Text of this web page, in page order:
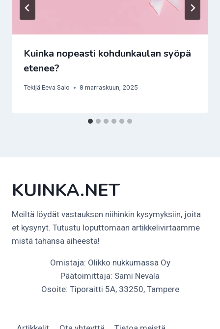
Kuinka nopeasti kohdunkaulan syöpä
etenee?
TekijäEeva Salo 8 marraskuun, 2025
KUINKA.NET
Meiltä löydät vastauksen niihinkin kysymyksiin, joita
et kysynyt. Tutustu loputtomaan artikkelivirtaamme
mistä tahansa aiheesta!
Omistaja: Olikko nukkumassa Oy
Päätoimittaja: Sami Nevala
Osoite: Tiporaitti 5A, 33250, Tampere